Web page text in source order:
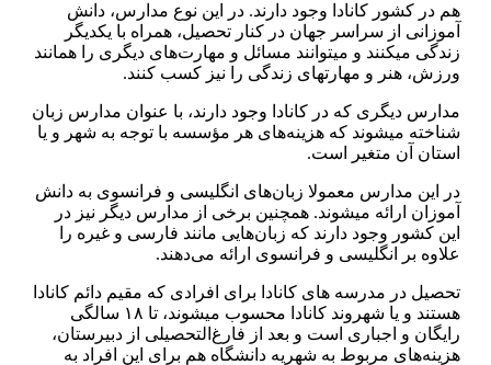
هم در کشور کانادا وجود دارند. در این نوع مدارس، دانش
آموزانی از سراسر جهان در کنار تحصیل، همراه با یکدیگر
زندگی می­کنند و می­توانند مسائل و مهارت‌های دیگری را همانند
ورزش، هنر و مهارت­های زندگی را نیز کسب کنند.
مدارس دیگری که در کانادا وجود دارند، با عنوان مدارس زبان
شناخته می­شوند که هزینه‌های هر مؤسسه با توجه به شهر و یا
استان آن متغیر است.
در این مدارس معمولا زبان‌های انگلیسی و فرانسوی به دانش
آموزان ارائه می­شوند. همچنین برخی از مدارس دیگر نیز در
این کشور وجود دارند که زبان‌هایی مانند فارسی و غیره را
علاوه بر انگلیسی و فرانسوی ارائه می‌دهند.
تحصیل در مدرسه های کانادا برای افرادی که مقیم دائم کانادا
هستند و یا شهروند کانادا محسوب می­شوند، تا ۱۸ سالگی
رایگان و اجباری است و بعد از فارغ‌التحصیلی از دبیرستان،
هزینه‌های مربوط به شهریه دانشگاه هم برای این افراد به